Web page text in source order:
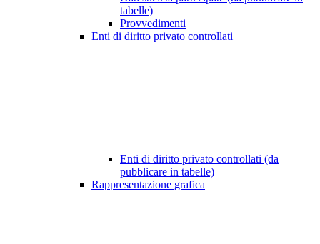
tabelle)
Provvedimenti
Enti di diritto privato controllati
Enti di diritto privato controllati (da
pubblicare in tabelle)
Rappresentazione grafica